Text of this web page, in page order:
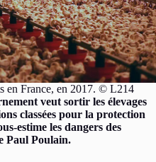
en France, en 2017. © L214
veut sortir les élevages
classées pour la protection
estime les dangers des
Paul Poulain.